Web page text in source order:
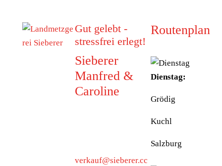
Gut gelebt -
stressfrei erlegt!
Sieberer
Manfred &
Caroline
verkauf@sieberer.cc
Routenplan
Dienstag:
Grödig
Kuchl
Salzburg